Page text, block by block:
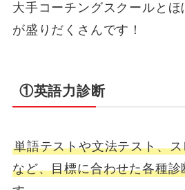
大手コーチングスクールと
が盛りだくさんです！
①英語力診断
単語テストや文法テスト、
など、目標に合わせた各種診